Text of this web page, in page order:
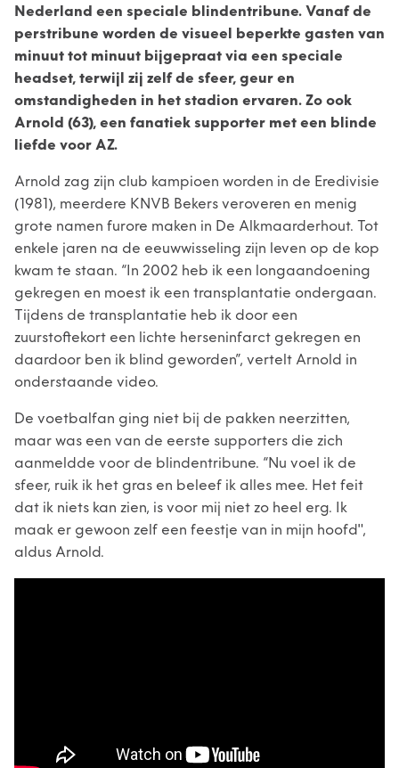
Nederland een speciale blindentribune. Vanaf de
perstribune worden de visueel beperkte gasten van
minuut tot minuut bijgepraat via een speciale
headset, terwijl zij zelf de sfeer, geur en
omstandigheden in het stadion ervaren. Zo ook
Arnold (63), een fanatiek supporter met een blinde
liefde voor AZ.
Arnold zag zijn club kampioen worden in de Eredivisie
(1981), meerdere KNVB Bekers veroveren en menig
grote namen furore maken in De Alkmaarderhout. Tot
enkele jaren na de eeuwwisseling zijn leven op de kop
kwam te staan. “In 2002 heb ik een longaandoening
gekregen en moest ik een transplantatie ondergaan.
Tijdens de transplantatie heb ik door een
zuurstoftekort een lichte herseninfarct gekregen en
daardoor ben ik blind geworden”, vertelt Arnold in
onderstaande video.
De voetbalfan ging niet bij de pakken neerzitten,
maar was een van de eerste supporters die zich
aanmeldde voor de blindentribune. “Nu voel ik de
sfeer, ruik ik het gras en beleef ik alles mee. Het feit
dat ik niets kan zien, is voor mij niet zo heel erg. Ik
maak er gewoon zelf een feestje van in mijn hoofd",
aldus Arnold.